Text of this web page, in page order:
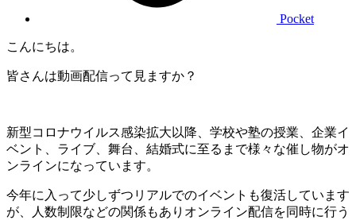
Pocket
こんにちは。
皆さんは動画配信って見ますか？
新型コロナウイルス感染拡大以降、学校や塾の授業、企業イ
ベント、ライブ、舞台、結婚式に至るまで様々な催し物がオ
ンラインになっています。
今年に入って少しずつリアルでのイベントも復活しています
が、人数制限などの関係もありオンライン配信を同時に行う